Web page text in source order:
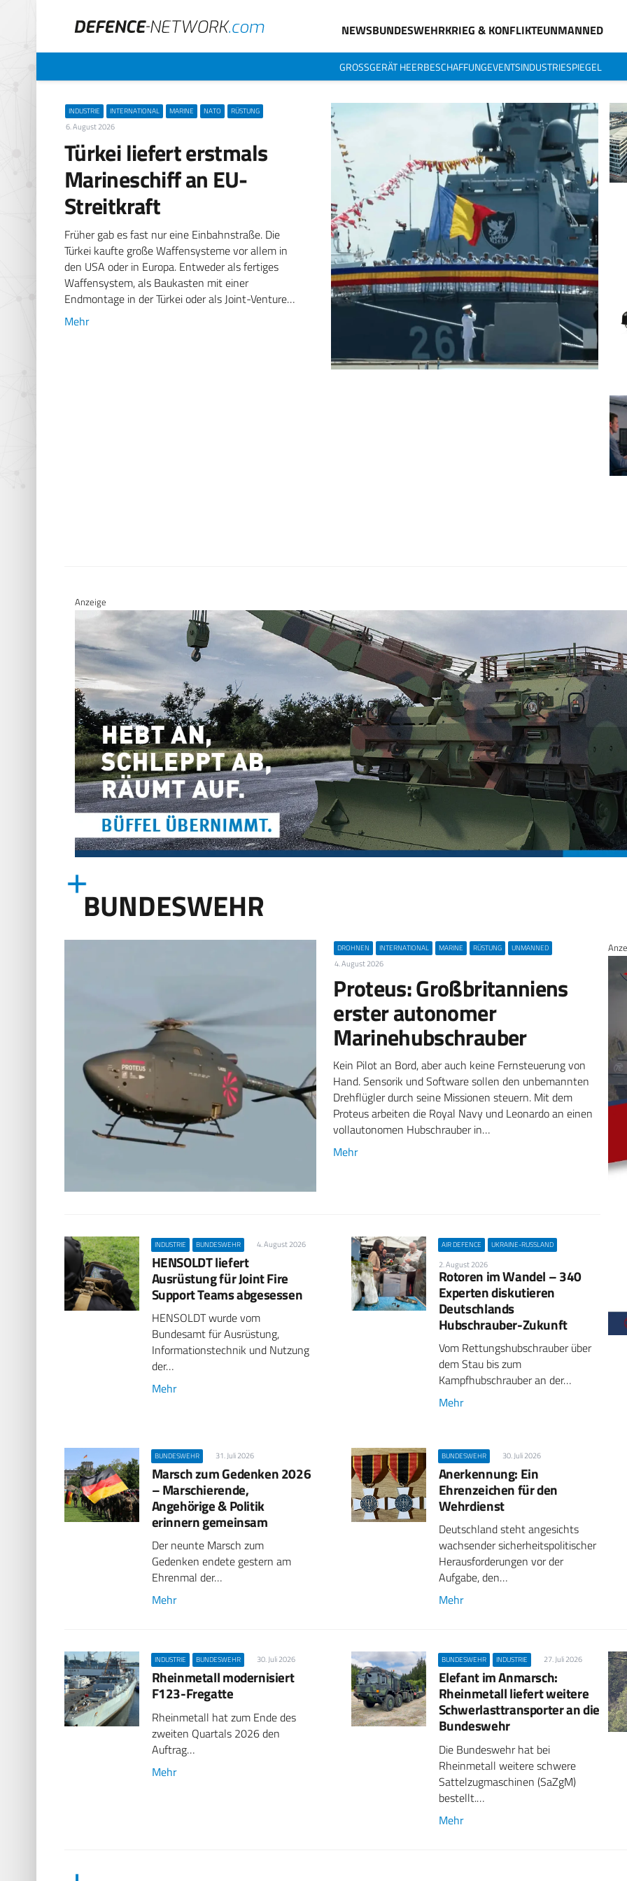
NEWSBUNDESWEHRKRIEG & KONFLIKTEUNMANNED
GROSSGERÄT HEERBESCHAFFUNGEVENTSINDUSTRIESPIEGEL
INDUSTRIE INTERNATIONAL MARINE NATO RÜSTUNG
6. August 2026
Türkei liefert erstmals
Marineschiff an EU-
Streitkraft
Früher gab es fast nur eine Einbahnstraße. Die
Türkei kaufte große Waffensysteme vor allem in
den USA oder in Europa. Entweder als fertiges
Waffensystem, als Baukasten mit einer
Endmontage in der Türkei oder als Joint-Venture…
Mehr
Anzeige
BUNDESWEHR
DROHNEN INTERNATIONAL MARINE RÜSTUNG UNMANNED
4. August 2026
Proteus: Großbritanniens
erster autonomer
Marinehubschrauber
Kein Pilot an Bord, aber auch keine Fernsteuerung von
Hand. Sensorik und Software sollen den unbemannten
Drehflügler durch seine Missionen steuern. Mit dem
Proteus arbeiten die Royal Navy und Leonardo an einen
vollautonomen Hubschrauber in…
Mehr
INDUSTRIE BUNDESWEHR 4. August 2026
HENSOLDT liefert
Ausrüstung für Joint Fire
Support Teams abgesessen
HENSOLDT wurde vom
Bundesamt für Ausrüstung,
Informationstechnik und Nutzung
der…
Mehr
AIR DEFENCE UKRAINE-RUSSLAND
2. August 2026
Rotoren im Wandel – 340
Experten diskutieren
Deutschlands
Hubschrauber-Zukunft
Vom Rettungshubschrauber über
dem Stau bis zum
Kampfhubschrauber an der…
Mehr
BUNDESWEHR 31. Juli 2026
Marsch zum Gedenken 2026
– Marschierende,
Angehörige & Politik
erinnern gemeinsam
Der neunte Marsch zum
Gedenken endete gestern am
Ehrenmal der…
Mehr
BUNDESWEHR 30. Juli 2026
Anerkennung: Ein
Ehrenzeichen für den
Wehrdienst
Deutschland steht angesichts
wachsender sicherheitspolitischer
Herausforderungen vor der
Aufgabe, den…
Mehr
INDUSTRIE BUNDESWEHR 30. Juli 2026
Rheinmetall modernisiert
F123-Fregatte
Rheinmetall hat zum Ende des
zweiten Quartals 2026 den
Auftrag…
Mehr
BUNDESWEHR INDUSTRIE 27. Juli 2026
Elefant im Anmarsch:
Rheinmetall liefert weitere
Schwerlasttransporter an die
Bundeswehr
Die Bundeswehr hat bei
Rheinmetall weitere schwere
Sattelzugmaschinen (SaZgM)
bestellt.…
Mehr